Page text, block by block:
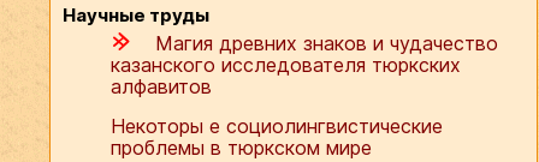
Научные труды
m
Магия древних знаков и чудачество
казанского исследователя тюркских
алфавитов
Некоторы е социолингвистические
проблемы в тюркском мире